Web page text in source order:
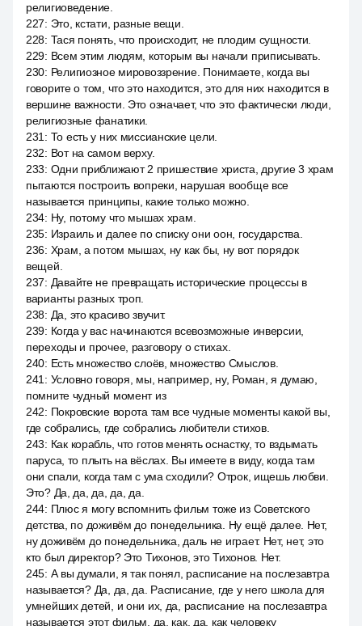
религиоведение.
227: Это, кстати, разные вещи.
228: Тася понять, что происходит, не плодим сущности.
229: Всем этим людям, которым вы начали приписывать.
230: Религиозное мировоззрение. Понимаете, когда вы
говорите о том, что это находится, это для них находится в
вершине важности. Это означает, что это фактически люди,
религиозные фанатики.
231 : То есть у них миссианские цели.
232: Вот на самом верху.
233: Одни приближают 2 пришествие христа, другие 3 храм
пытаются построить вопреки, нарушая вообще все
называется принципы, какие только можно.
234: Ну, потому что мышах храм.
235: Израиль и далее по списку они оон, государства.
236: Храм, а потом мышах, ну как бы, ну вот порядок
вещей.
237: Давайте не превращать исторические процессы в
варианты разных троп.
238: Да, это красиво звучит.
239: Когда у вас начинаются всевозможные инверсии,
переходы и прочее, разговору о стихах.
240: Есть множество слоёв, множество Смыслов.
241 : Условно говоря, мы, например, ну, Роман, я думаю,
помните чудный момент из
242: Покровские ворота там все чудные моменты какой вы,
где собрались, где собрались любители стихов.
243: Как корабль, что готов менять оснастку, то вздымать
паруса, то плыть на вёслах. Вы имеете в виду, когда там
они спали, когда там с ума сходили? Отрок, ищешь любви.
Это? Да, да, да, да, да.
244: Плюс я могу вспомнить фильм тоже из Советского
детства, по доживём до понедельника. Ну ещё далее. Нет,
ну доживём до понедельника, даль не играет. Нет, нет, это
кто был директор? Это Тихонов, это Тихонов. Нет.
245: А вы думали, я так понял, расписание на послезавтра
называется? Да, да, да. Расписание, где у него школа для
умнейших детей, и они их, да, расписание на послезавтра
называется этот фильм, да, как, да, как человеку